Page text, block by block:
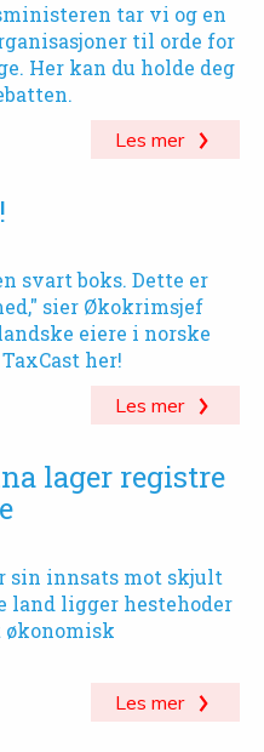
tar vi og en
til orde for
Her kan du holde deg
Les mer
svart boks. Dette er
sier Økokrimsjef
eiere i norske
her!
Les mer
lager registre
sin innsats mot skjult
land ligger hestehoder
økonomisk
Les mer